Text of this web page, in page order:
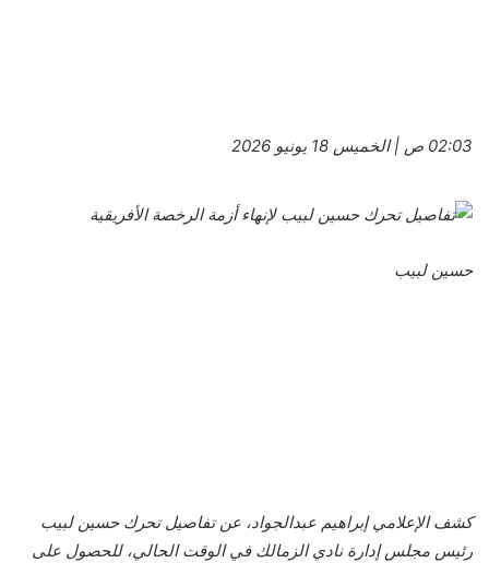
02:03 ص | الخميس 18 يونيو 2026
حسين لبيب
كشف الإعلامي إبراهيم عبدالجواد، عن تفاصيل تحرك حسين لبيب
رئيس مجلس إدارة نادي الزمالك في الوقت الحالي، للحصول على